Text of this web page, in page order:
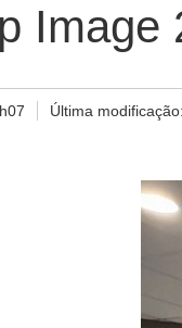
Image
Última